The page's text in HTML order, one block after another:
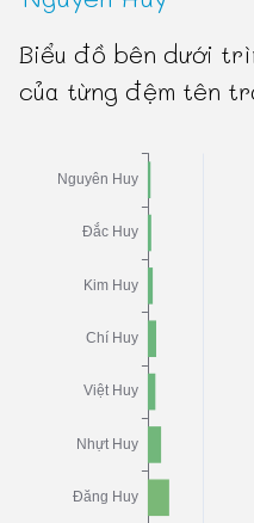
Biểu đồ bên dưới
của từng đệm tên